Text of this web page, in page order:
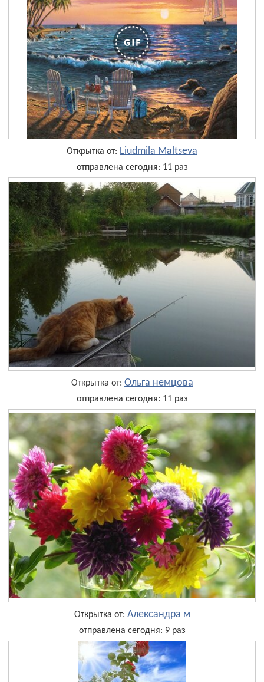
Открытка от: Liudmila Maltseva
отправлена сегодня: 11 раз
Открытка от: Ольга немцова
отправлена сегодня: 11 раз
Открытка от: Александра м
отправлена сегодня: 9 раз